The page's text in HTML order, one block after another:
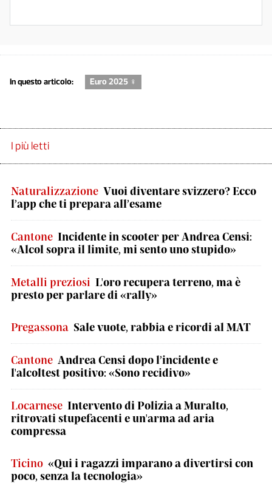
In questo articolo: Euro 2025 ♀
I più letti
Naturalizzazione Vuoi diventare svizzero? Ecco
l’app che ti prepara all’esame
Cantone Incidente in scooter per Andrea Censi:
«Alcol sopra il limite, mi sento uno stupido»
Metalli preziosi L'oro recupera terreno, ma è
presto per parlare di «rally»
Pregassona Sale vuote, rabbia e ricordi al MAT
Cantone Andrea Censi dopo l’incidente e
l'alcoltest positivo: «Sono recidivo»
Locarnese Intervento di Polizia a Muralto,
ritrovati stupefacenti e un'arma ad aria
compressa
Ticino «Qui i ragazzi imparano a divertirsi con
poco, senza la tecnologia»